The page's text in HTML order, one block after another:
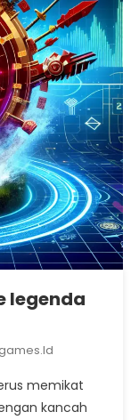
legenda
memikat
kancah